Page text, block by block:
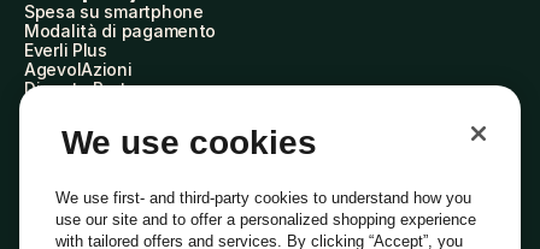
Spesa su smartphone
Modalità di pagamento
Everli Plus
AgevolAzioni
Diventa Partner
Everli Shoppers
About Us
Everli News
Domande frequenti
Lavora con noi
We use cookies
We use first- and third-party cookies to understand how you
use our site and to offer a personalized shopping experience
with tailored offers and services. By clicking “Accept”, you